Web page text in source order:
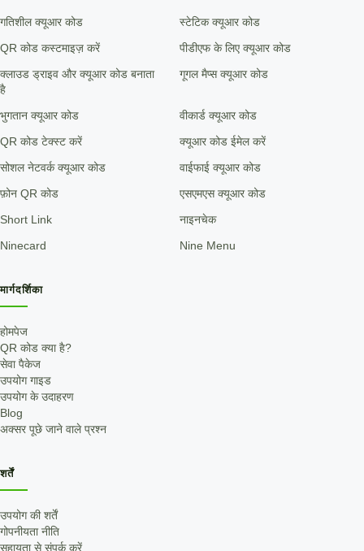
गतिशील क्यूआर कोड स्टेटिक क्यूआर कोड
QR कोड कस्टमाइज़ करें पीडीएफ के लिए क्यूआर कोड
क्लाउड ड्राइव और क्यूआर कोड बनाता
है
गूगल मैप्स क्यूआर कोड
भुगतान क्यूआर कोड वीकार्ड क्यूआर कोड
QR कोड टेक्स्ट करें क्यूआर कोड ईमेल करें
सोशल नेटवर्क क्यूआर कोड वाईफाई क्यूआर कोड
फ़ोन QR कोड एसएमएस क्यूआर कोड
Short Link नाइनचेक
Ninecard Nine Menu
मार्गदर्शिका
होमपेज
QR कोड क्या है?
सेवा पैकेज
उपयोग गाइड
उपयोग के उदाहरण
Blog
अक्सर पूछे जाने वाले प्रश्न
शर्तें
उपयोग की शर्तें
गोपनीयता नीति
सहायता से संपर्क करें